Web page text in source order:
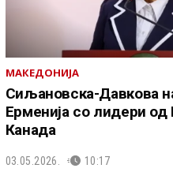
МАКЕДОНИЈА
Сиљановска-Давкова
Ерменија со лидери од
Канада
03.05.2026. 10:17